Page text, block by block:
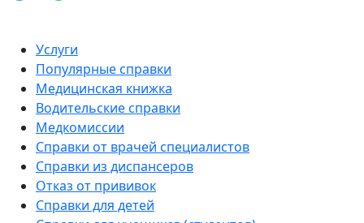
Услуги
Популярные справки
Медицинская книжка
Водительские справки
Медкомиссии
Справки от врачей специалистов
Справки из диспансеров
Отказ от прививок
Справки для детей